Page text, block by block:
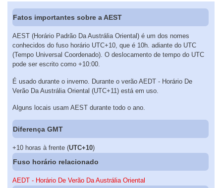
Fatos importantes sobre a AEST
AEST (Horário Padrão Da Austrália Oriental) é um dos nomes
conhecidos do fuso horário UTC+10, que é 10h. adiante do UTC
(Tempo Universal Coordenado). O deslocamento de tempo do UTC
pode ser escrito como +10:00.
É usado durante o inverno. Durante o verão AEDT - Horário De
Verão Da Austrália Oriental (UTC+11) está em uso.
Alguns locais usam AEST durante todo o ano.
Diferença GMT
+10 horas à frente (UTC+10)
Fuso horário relacionado
AEDT - Horário De Verão Da Austrália Oriental